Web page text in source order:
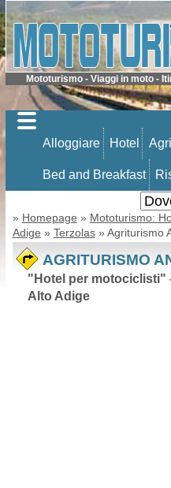
Mototurismo - Viaggi in moto -
Alloggiare Hotel
Bed and Breakfast
» Homepage » Mototurismo:
Adige » Terzolas» Agriturismo
AGRITURISMO
"Hotel per motociclisti"
Alto Adige